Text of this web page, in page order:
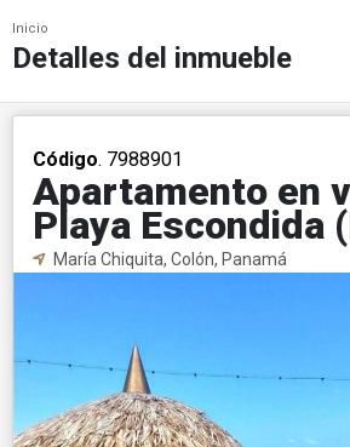
Inicio
Detalles del inmueble
Código. 7988901
Apartamento en
Playa Escondida
María Chiquita, Colón, Panamá